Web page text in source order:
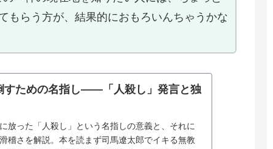
もらう方が、結果的におもろいんちゃうかな
すための名指し――「人殺し」発言と独
放った「人殺し」という名指しの意義と、それに
稽さを解説。本を読まず司馬遼太郎でイキる無教